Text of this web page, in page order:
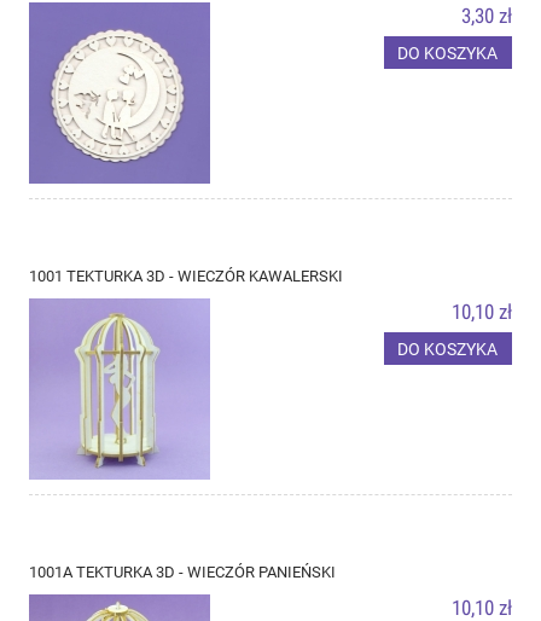
3,30 zł
DO KOSZYKA
1001 TEKTURKA 3D - WIECZÓR KAWALERSKI
10,10 zł
DO KOSZYKA
1001A TEKTURKA 3D - WIECZÓR PANIEŃSKI
10,10 zł